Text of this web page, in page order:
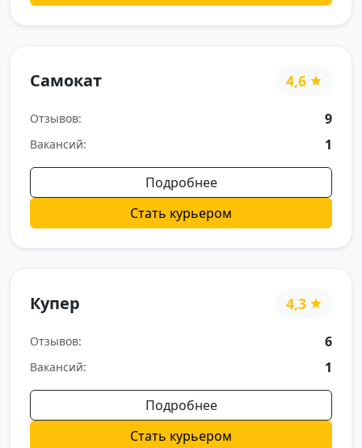
Самокат 4,6
Отзывов: 9
Вакансий: 1
Подробнее
Стать курьером
Купер 4,3
Отзывов: 6
Вакансий: 1
Подробнее
Стать курьером